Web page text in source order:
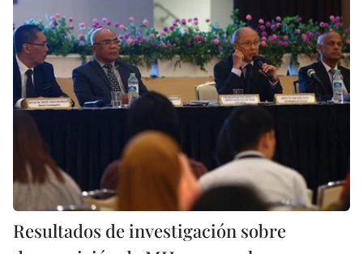
Resultados de investigación sobre